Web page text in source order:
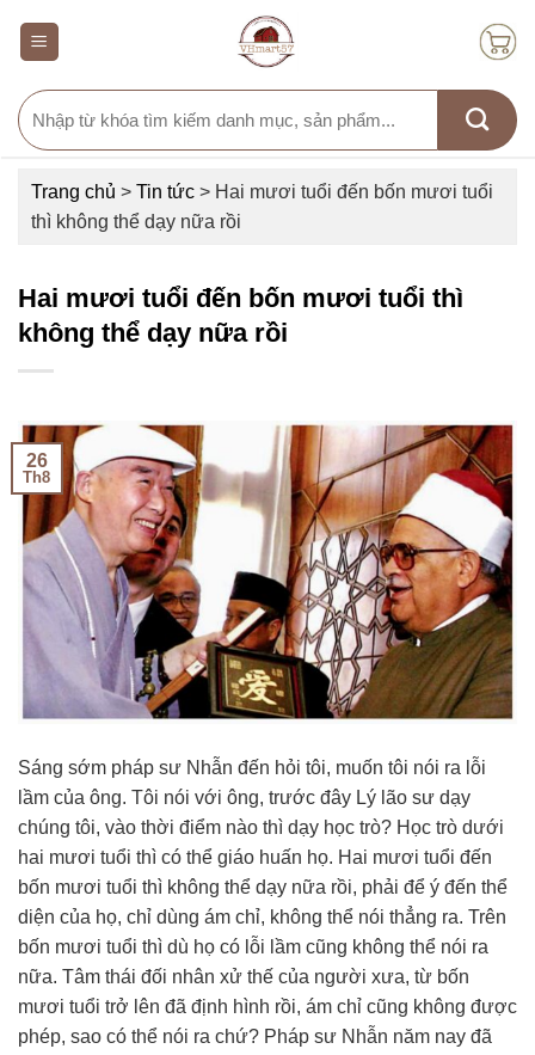
Search
for:
Trang chủ > Tin tức > Hai mươi tuổi đến bốn mươi tuổi
thì không thể dạy nữa rồi
Hai mươi tuổi đến bốn mươi tuổi thì
không thể dạy nữa rồi
26
Th8
Sáng sớm pháp sư Nhẫn đến hỏi tôi, muốn tôi nói ra lỗi
lầm của ông. Tôi nói với ông, trước đây Lý lão sư dạy
chúng tôi, vào thời điểm nào thì dạy học trò? Học trò dưới
hai mươi tuổi thì có thể giáo huấn họ. Hai mươi tuổi đến
bốn mươi tuổi thì không thể dạy nữa rồi, phải để ý đến thể
diện của họ, chỉ dùng ám chỉ, không thể nói thẳng ra. Trên
bốn mươi tuổi thì dù họ có lỗi lầm cũng không thể nói ra
nữa. Tâm thái đối nhân xử thế của người xưa, từ bốn
mươi tuổi trở lên đã định hình rồi, ám chỉ cũng không được
phép, sao có thể nói ra chứ? Pháp sư Nhẫn năm nay đã